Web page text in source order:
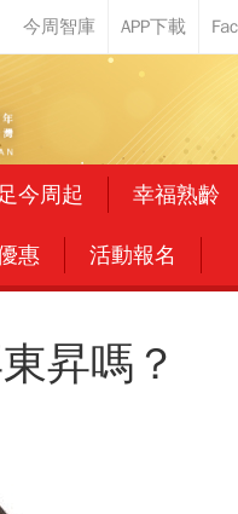
今周起 幸福熟齡
惠 活動報名
昇嗎？